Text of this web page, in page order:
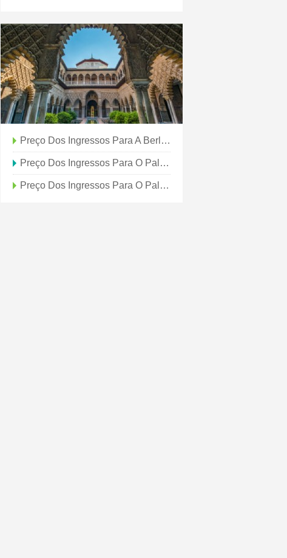
Preço Dos Ingressos Para A Berlin TV Tower - Tudo O Que Você Deve Saber
Preço Dos Ingressos Para O Palácio Real De Caserta - Tudo O Que Você Deve Saber
Preço Dos Ingressos Para O Palácio Real De Madrid - Tudo O Que Você Deve Saber